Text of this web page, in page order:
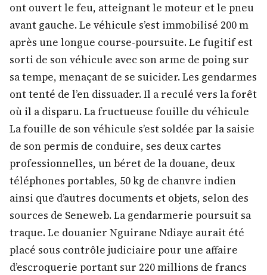
ont ouvert le feu, atteignant le moteur et le pneu
avant gauche. Le véhicule s’est immobilisé 200 m
après une longue course-poursuite. Le fugitif est
sorti de son véhicule avec son arme de poing sur
sa tempe, menaçant de se suicider. Les gendarmes
ont tenté de l’en dissuader. Il a reculé vers la forêt
où il a disparu. La fructueuse fouille du véhicule
La fouille de son véhicule s’est soldée par la saisie
de son permis de conduire, ses deux cartes
professionnelles, un béret de la douane, deux
téléphones portables, 50 kg de chanvre indien
ainsi que d’autres documents et objets, selon des
sources de Seneweb. La gendarmerie poursuit sa
traque. Le douanier Nguirane Ndiaye aurait été
placé sous contrôle judiciaire pour une affaire
d’escroquerie portant sur 220 millions de francs